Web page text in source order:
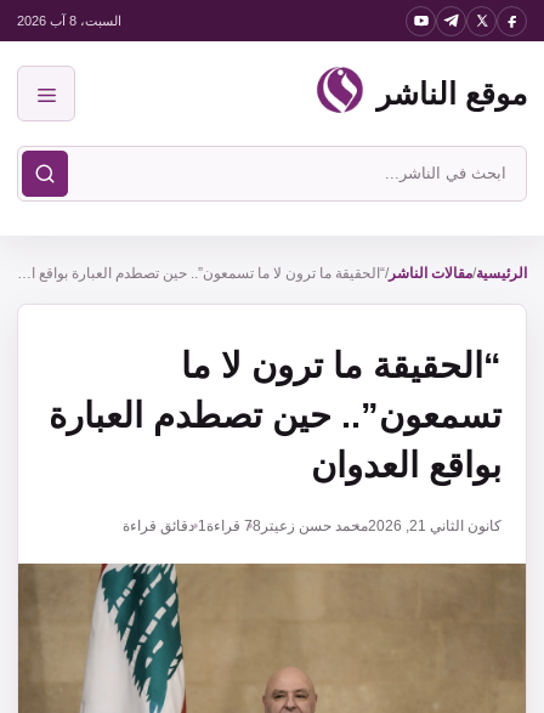
انتقل
المحتوى
السبت، 8 آب 2026
موقع الناشر
ابحث
في
الناشر
الرئيسية/مقالات الناشر/ “الحقيقة ما ترون لا ما تسمعون”.. حين تصطدم العبارة بواقع العدوان
“الحقيقة ما ترون لا ما
تسمعون”.. حين تصطدم العبارة
بواقع العدوان
كانون الثاني 21, 2026 محمد حسن زعيتر 78 قراءة1 دقائق قراءة